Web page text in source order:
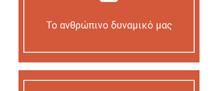
Το ανθρώπινο δυναμικό μας